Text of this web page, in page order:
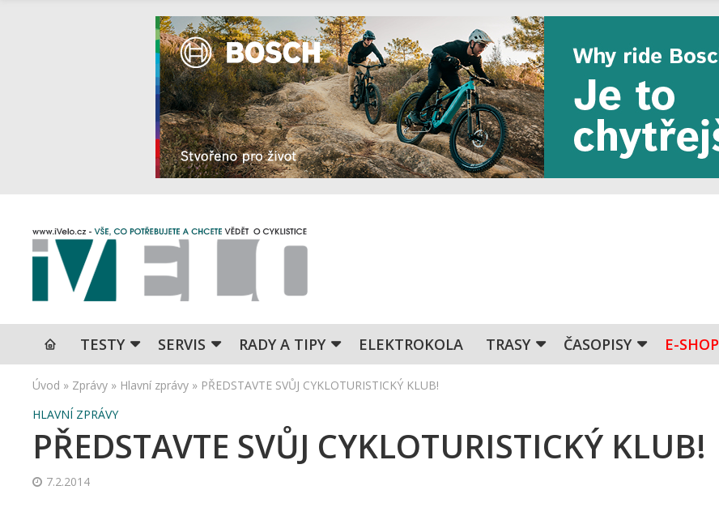
TESTY SERVIS RADY A TIPY ELEKTROKOLA TRASY ČASOPISY E-SHOP
Úvod » Zprávy » Hlavní zprávy » PŘEDSTAVTE SVŮJ CYKLOTURISTICKÝ KLUB!
HLAVNÍ ZPRÁVY
PŘEDSTAVTE SVŮJ CYKLOTURISTICKÝ KLUB!
7.2.2014